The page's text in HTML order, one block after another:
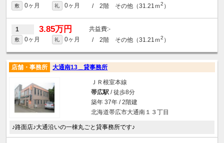
敷 0ヶ月 礼 0ヶ月 / 2階 その他（31.21ｍ2 ）
1 3.85万円 -
敷 0ヶ月 礼 0ヶ月 / 2階 その他（31.21ｍ2 ）
店舗・事務所 大通南13＿貸事務所
ＪＲ根室本線
帯広駅/ 徒歩8分
築年 37年 / 2階建
北海道帯広市大通南１３丁目
♪路面店♪大通沿いの一棟丸ごと貸事務所です♪